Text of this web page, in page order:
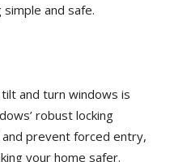
and safe.
and turn windows is
robust locking
prevent forced entry,
your home safer.